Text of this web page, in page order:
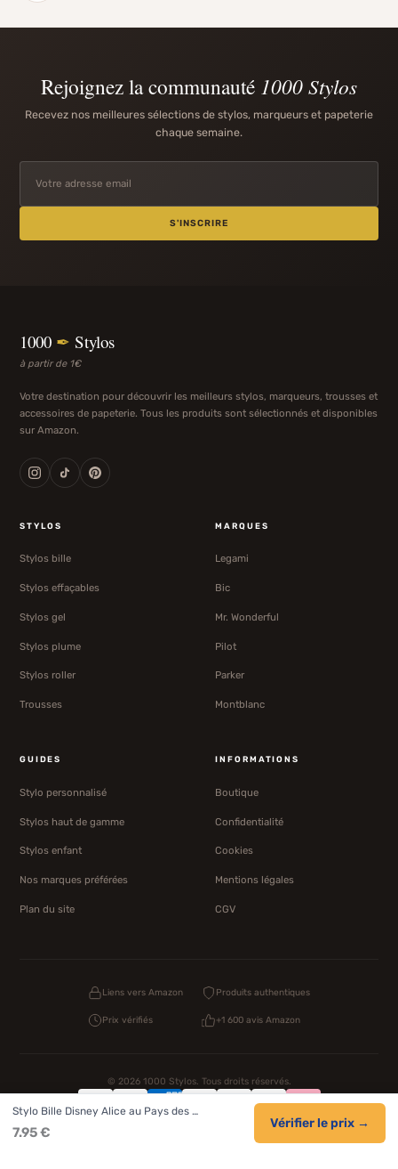
Rejoignez la communauté 1000 Stylos
Recevez nos meilleures sélections de stylos, marqueurs et papeterie
chaque semaine.
S'INSCRIRE
1000 ✒ Stylos
à partir de 1€
Votre destination pour découvrir les meilleurs stylos, marqueurs, trousses et
accessoires de papeterie. Tous les produits sont sélectionnés et disponibles
sur Amazon.
STYLOS
Stylos bille
Stylos effaçables
Stylos gel
Stylos plume
Stylos roller
Trousses
MARQUES
Legami
Bic
Mr. Wonderful
Pilot
Parker
Montblanc
GUIDES
Stylo personnalisé
Stylos haut de gamme
Stylos enfant
Nos marques préférées
Plan du site
INFORMATIONS
Boutique
Confidentialité
Cookies
Mentions légales
CGV
Liens vers Amazon Produits authentiques
Prix vérifiés +1 600 avis Amazon
© 2026 1000 Stylos. Tous droits réservés.
Confidentialité
Stylo Bille Disney Alice au Pays des …
7.95 €
Vérifier le prix →